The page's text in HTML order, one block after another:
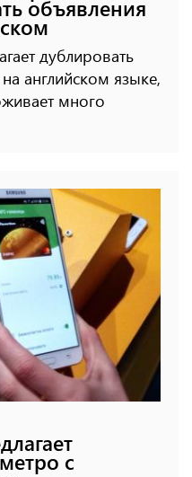
объявления
дублировать
английском языке,
много
с